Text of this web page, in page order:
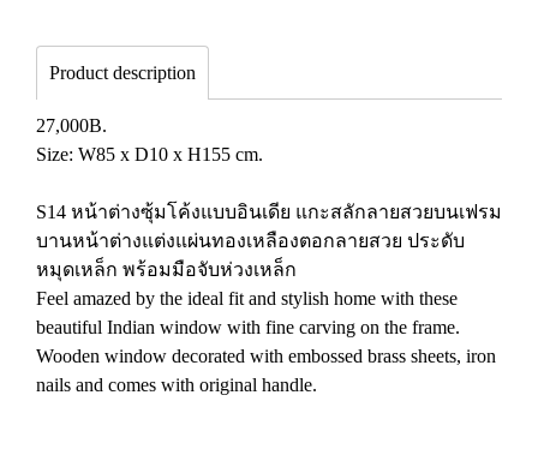
Product description
27,000B.
Size: W85 x D10 x H155 cm.
S14 หน้าต่างซุ้มโค้งแบบอินเดีย แกะสลักลายสวยบนเฟรม
บานหน้าต่างแต่งแผ่นทองเหลืองตอกลายสวย ประดับ
หมุดเหล็ก พร้อมมือจับห่วงเหล็ก
Feel amazed by the ideal fit and stylish home with these
beautiful Indian window with fine carving on the frame.
Wooden window decorated with embossed brass sheets, iron
nails and comes with original handle.